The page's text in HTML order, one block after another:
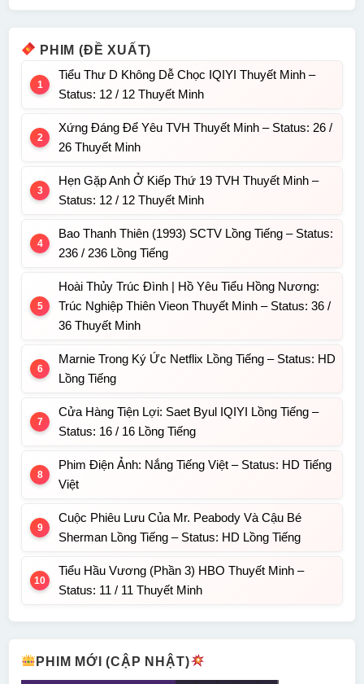
PHIM (ĐỀ XUẤT)
Tiểu Thư D Không Dễ Chọc IQIYI Thuyết Minh –
Status: 12 / 12 Thuyết Minh
Xứng Đáng Để Yêu TVH Thuyết Minh – Status: 26 /
26 Thuyết Minh
Hẹn Gặp Anh Ở Kiếp Thứ 19 TVH Thuyết Minh –
Status: 12 / 12 Thuyết Minh
Bao Thanh Thiên (1993) SCTV Lồng Tiếng – Status:
236 / 236 Lồng Tiếng
Hoài Thủy Trúc Đình | Hồ Yêu Tiểu Hồng Nương:
Trúc Nghiệp Thiên Vieon Thuyết Minh – Status: 36 /
36 Thuyết Minh
Marnie Trong Ký Ức Netflix Lồng Tiếng – Status: HD
Lồng Tiếng
Cửa Hàng Tiện Lợi: Saet Byul IQIYI Lồng Tiếng –
Status: 16 / 16 Lồng Tiếng
Phim Điện Ảnh: Nắng Tiếng Việt – Status: HD Tiếng
Việt
Cuộc Phiêu Lưu Của Mr. Peabody Và Cậu Bé
Sherman Lồng Tiếng – Status: HD Lồng Tiếng
Tiểu Hầu Vương (Phần 3) HBO Thuyết Minh –
Status: 11 / 11 Thuyết Minh
PHIM MỚI (CẬP NHẬT)